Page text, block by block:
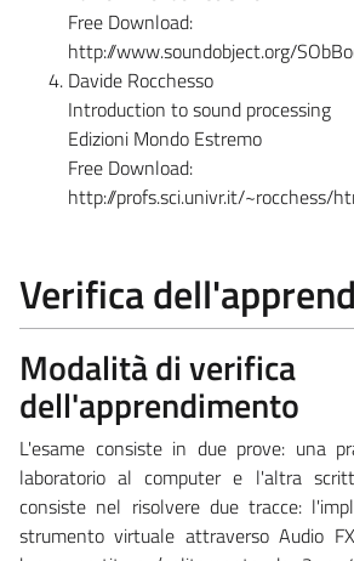
Free Download:
http://www.soundobject.org/
Davide Rocchesso
Introduction to sound processing
Edizioni Mondo Estremo
Free Download:
http://profs.sci.univr.it/~rocchess/
Verifica
Modalità di verifica
dell'apprendimento
L'esame consiste in due prove: una
laboratorio al computer e l'altra
consiste nel risolvere due tracce:
strumento virtuale attraverso Audio